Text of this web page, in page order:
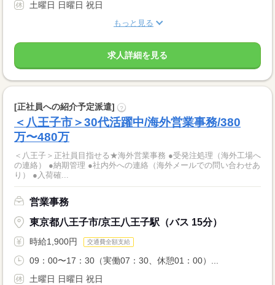
土曜日 日曜日 祝日
もっと見る
求人詳細を見る
[正社員への紹介予定派遣] ?
＜八王子市＞30代活躍中/海外営業事務/380
万〜480万
＜八王子＞正社員目指せる★海外営業事務 ●受発注処理（海外工場へ
の連絡） ●納期管理 ●社内外への連絡（海外メールでの問い合わせあ
り） ●入荷確...
営業事務
東京都八王子市/京王八王子駅（バス 15分）
時給1,900円 交通費全額支給
09：00〜17：30（実働07：30、休憩01：00）...
土曜日 日曜日 祝日